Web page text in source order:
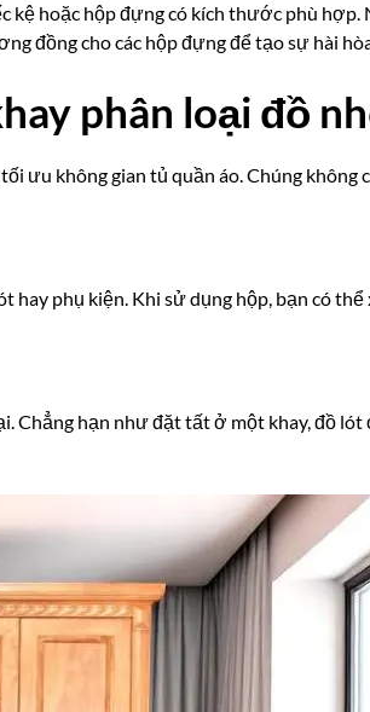
kệ hoặc hộp đựng có kích thước phù
đồng cho các hộp đựng để tạo sự hài
phân loại đồ
không gian tủ quần áo. Chúng không
phụ kiện. Khi sử dụng hộp, bạn có
Chẳng hạn như đặt tất ở một khay, đồ